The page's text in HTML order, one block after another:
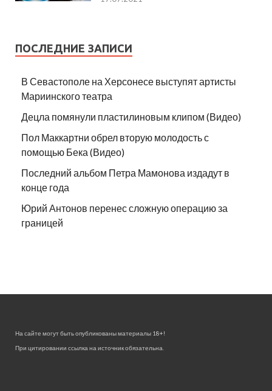
ПОСЛЕДНИЕ ЗАПИСИ
В Севастополе на Херсонесе выступят артисты
Мариинского театра
Децла помянули пластилиновым клипом (Видео)
Пол Маккартни обрел вторую молодость с
помощью Бека (Видео)
Последний альбом Петра Мамонова издадут в
конце года
Юрий Антонов перенес сложную операцию за
границей
На сайте могут быть опубликованы материалы 18+!
При цитировании ссылка на источник обязательна.